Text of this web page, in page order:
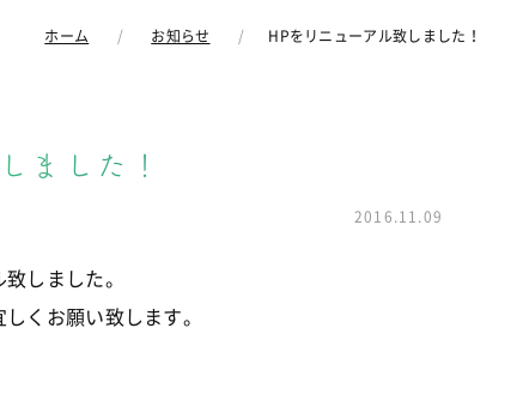
ホーム お知らせ HPをリニューアル致しました！
ました！
2016.11.09
しました。
くお願い致します。